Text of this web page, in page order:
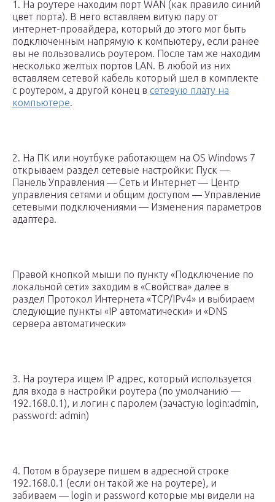
1. На роутере находим порт WAN (как правило синий
цвет порта). В него вставляем витую пару от
интернет-провайдера, который до этого мог быть
подключенным напрямую к компьютеру, если ранее
вы не пользовались роутером. После там же находим
несколько желтых портов LAN. В любой из них
вставляем сетевой кабель который шел в комплекте
с роутером, а другой конец в сетевую плату на
компьютере.
2. На ПК или ноутбуке работающем на OS Windows 7
открываем раздел сетевые настройки: Пуск —
Панель Управления — Сеть и Интернет — Центр
управления сетями и общим доступом — Управление
сетевыми подключениями — Изменения параметров
адаптера.
Правой кнопкой мыши по пункту «Подключение по
локальной сети» заходим в «Свойства» далее в
раздел Протокол Интернета «TCP/IPv4» и выбираем
следующие пункты «IP автоматически» и «DNS
сервера автоматически»
3. На роутера ищем IP адрес, который используется
для входа в настройки роутера (по умолчанию —
192.168.0.1), и логин с паролем (зачастую login:admin,
password: admin)
4. Потом в браузере пишем в адресной строке
192.168.0.1 (если он такой же на роутере), и
забиваем — login и password которые мы видели на